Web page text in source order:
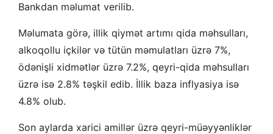
Bankdan məlumat verilib.
Məlumata görə, illik qiymət artımı qida məhsulları,
alkoqollu içkilər və tütün məmulatları üzrə 7%,
ödənişli xidmətlər üzrə 7.2%, qeyri-qida məhsulları
üzrə isə 2.8% təşkil edib. İllik baza inflyasiya isə
4.8% olub.
Son aylarda xarici amillər üzrə qeyri-müəyyənliklər